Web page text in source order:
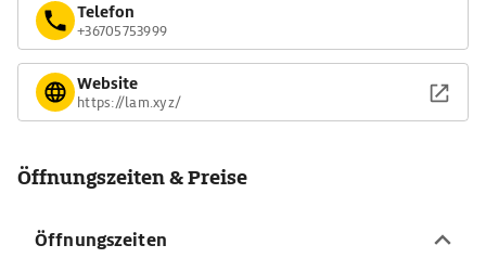
Telefon
+36705753999
Website
https://lam.xyz/
Öffnungszeiten & Preise
Öffnungszeiten